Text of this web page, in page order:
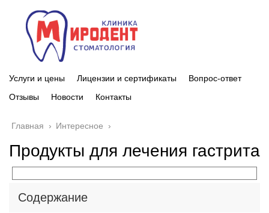
Услуги и цены Лицензии и сертификаты
Вопрос-ответ
Отзывы
Новости Контакты
Главная › Интересное ›
Продукты для лечения гастрита
Содержание